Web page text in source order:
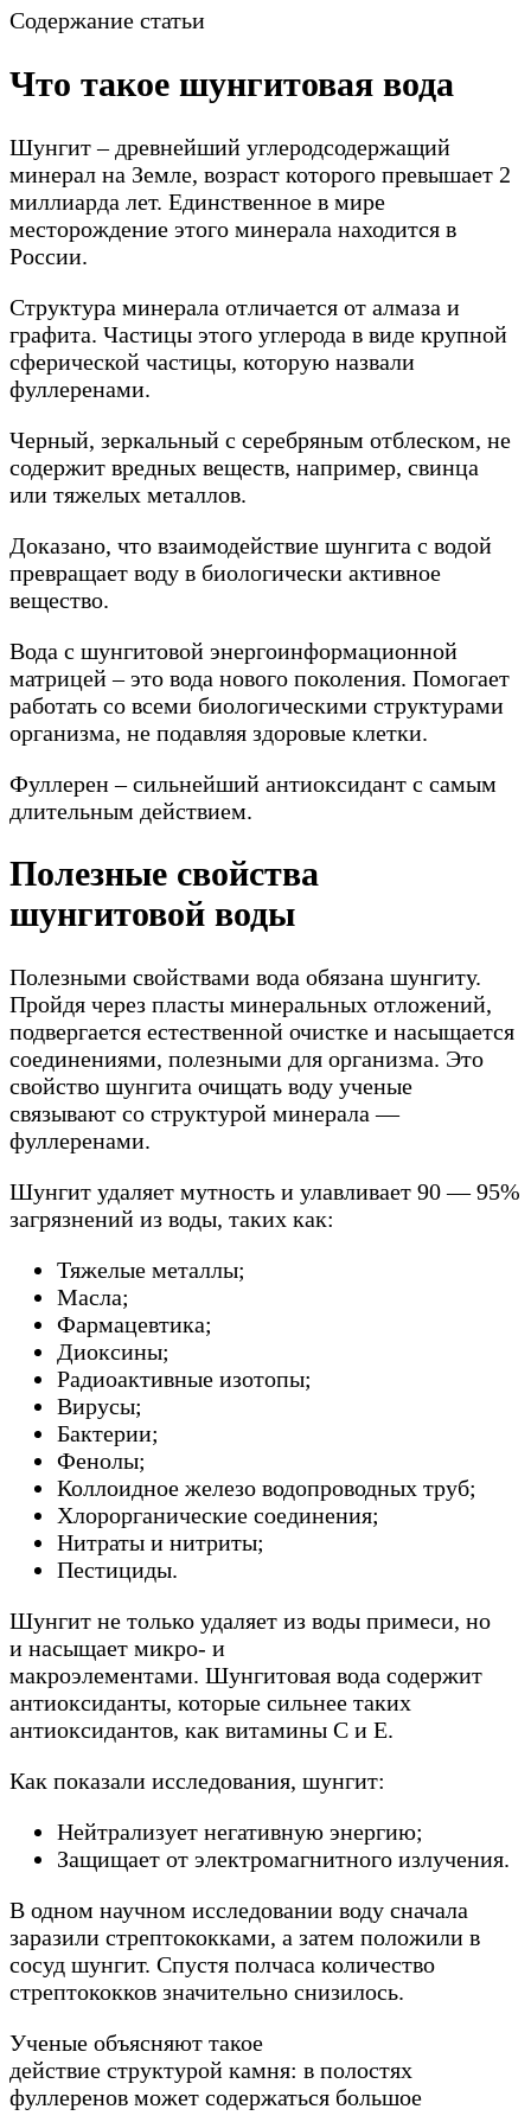
Содержание статьи
Что такое шунгитовая вода
Шунгит – древнейший углеродсодержащий
минерал на Земле, возраст которого превышает 2
миллиарда лет. Единственное в мире
месторождение этого минерала находится в
России.
Структура минерала отличается от алмаза и
графита. Частицы этого углерода в виде крупной
сферической частицы, которую назвали
фуллеренами.
Черный, зеркальный с серебряным отблеском, не
содержит вредных веществ, например, свинца
или тяжелых металлов.
Доказано, что взаимодействие шунгита с водой
превращает воду в биологически активное
вещество.
Вода с шунгитовой энергоинформационной
матрицей – это вода нового поколения. Помогает
работать со всеми биологическими структурами
организма, не подавляя здоровые клетки.
Фуллерен – сильнейший антиоксидант с самым
длительным действием.
Полезные свойства
шунгитовой воды
Полезными свойствами вода обязана шунгиту.
Пройдя через пласты минеральных отложений,
подвергается естественной очистке и насыщается
соединениями, полезными для организма. Это
свойство шунгита очищать воду ученые
связывают со структурой минерала —
фуллеренами.
Шунгит удаляет мутность и улавливает 90 — 95%
загрязнений из воды, таких как:
Тяжелые металлы;
Масла;
Фармацевтика;
Диоксины;
Радиоактивные изотопы;
Вирусы;
Бактерии;
Фенолы;
Коллоидное железо водопроводных труб;
Хлорорганические соединения;
Нитраты и нитриты;
Пестициды.
Шунгит не только удаляет из воды примеси, но
и насыщает микро- и
макроэлементами. Шунгитовая вода содержит
антиоксиданты, которые сильнее таких
антиоксидантов, как витамины С и Е.
Как показали исследования, шунгит:
Нейтрализует негативную энергию;
Защищает от электромагнитного излучения.
В одном научном исследовании воду сначала
заразили стрептококками, а затем положили в
сосуд шунгит. Спустя полчаса количество
стрептококков значительно снизилось.
Ученые объясняют такое
действие структурой камня: в полостях
фуллеренов может содержаться большое